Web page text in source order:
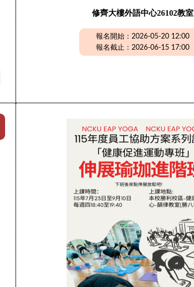
修齊大樓外語中心26102教室
報名開始：2026-05-20 12:00
報名截止：2026-06-15 17:00